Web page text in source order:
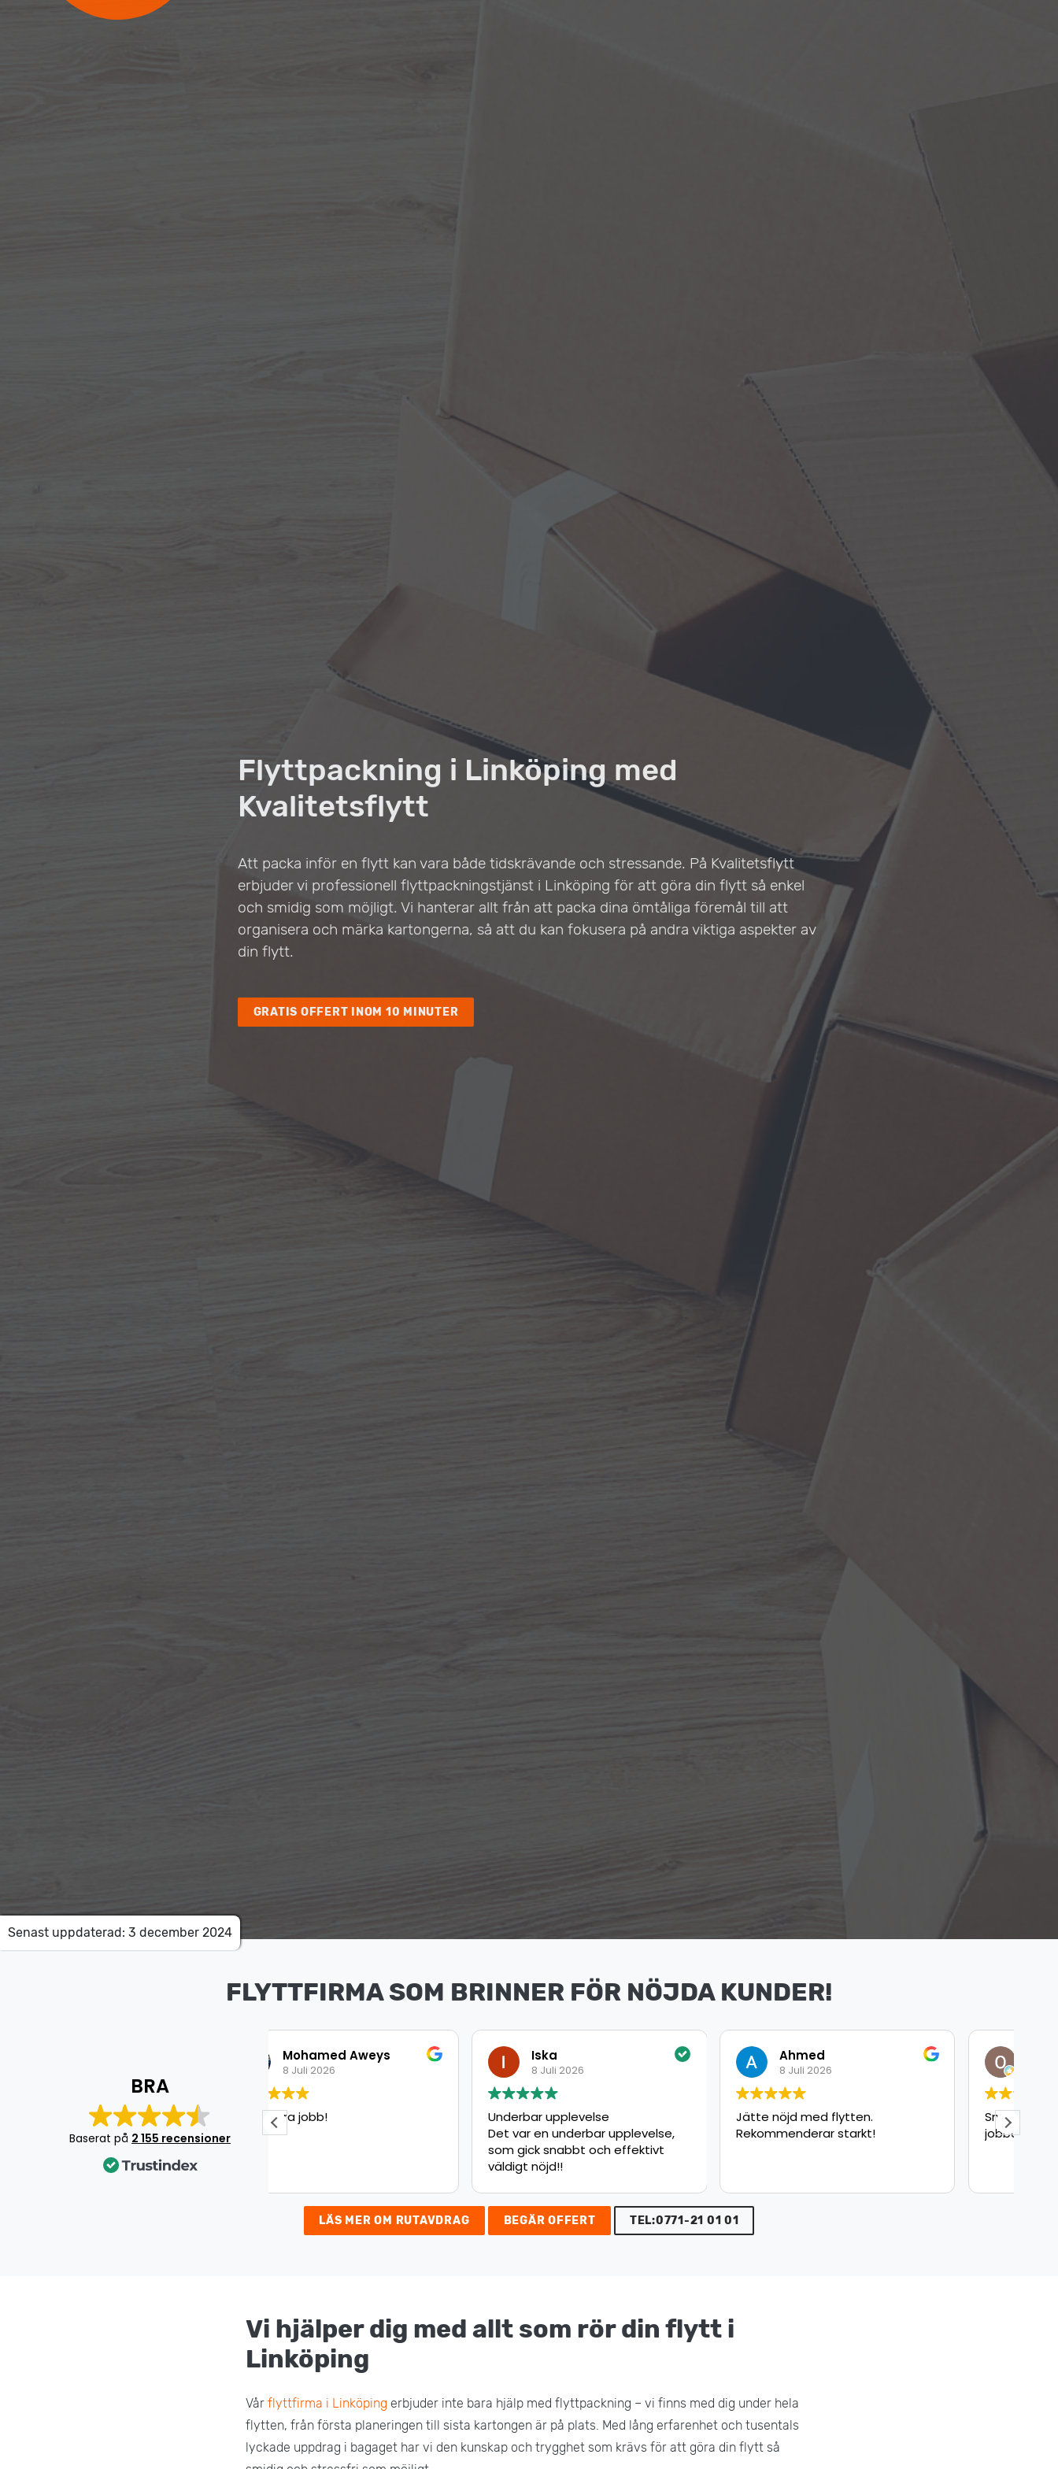
Flyttpackning i Linköping med
Kvalitetsflytt
Att packa inför en flytt kan vara både tidskrävande och stressande. På Kvalitetsflytt
erbjuder vi professionell flyttpackningstjänst i Linköping för att göra din flytt så enkel
och smidig som möjligt. Vi hanterar allt från att packa dina ömtåliga föremål till att
organisera och märka kartongerna, så att du kan fokusera på andra viktiga aspekter av
din flytt.
GRATIS OFFERT INOM 10 MINUTER
Senast uppdaterad: 3 december 2024
FLYTTFIRMA SOM BRINNER FÖR NÖJDA KUNDER!
BRA
Baserat på 2 155 recensioner
Jätte bra jobb!
Iska
Underbar upplevelse
8 Juli 2026
Jätte nöjd med flytten.
Rekommenderar starkt!
Omar Arbouche
Snabb och säker leverans bra
jobbat !
LÄS MER OM RUTAVDRAG BEGÄR OFFERT TEL:0771-21 01 01
Vi hjälper dig med allt som rör din flytt i
Linköping
Vår flyttfirma i Linköping erbjuder inte bara hjälp med flyttpackning – vi finns med dig under hela
flytten, från första planeringen till sista kartongen är på plats. Med lång erfarenhet och tusentals
lyckade uppdrag i bagaget har vi den kunskap och trygghet som krävs för att göra din flytt så